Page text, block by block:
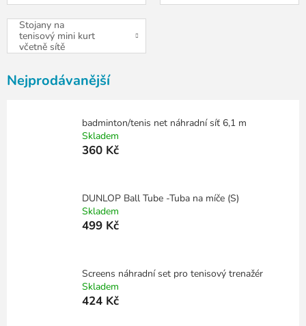
Stojany na
tenisový mini kurt
včetně sítě
Nejprodávanější
badminton/tenis net náhradní síť 6,1 m
Skladem
360 Kč
DUNLOP Ball Tube -Tuba na míče (S)
Skladem
499 Kč
Screens náhradní set pro tenisový trenažér
Skladem
424 Kč